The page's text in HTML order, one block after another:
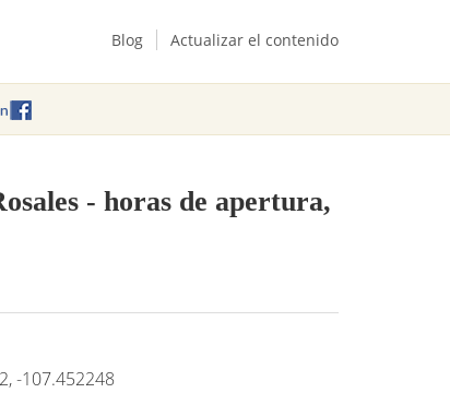
Blog Actualizar el contenido
- horas de apertura,
-107.452248